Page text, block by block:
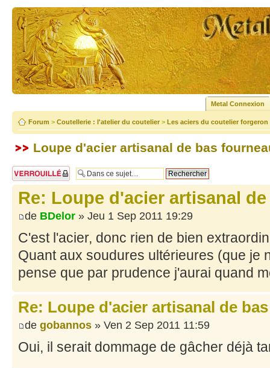
Metal Connexion
Forum > Coutellerie : l'atelier du coutelier > Les aciers du coutelier forgeron
Loupe d'acier artisanal de bas
Sujet verrouillé
Re: Loupe d'acier artisanal
de BDelor » Jeu 1 Sep 2011 19:29
C'est l'acier, donc rien de bien
Quant aux soudures ultérieures (que je
pense que par prudence j'aurai quand
Re: Loupe d'acier artisanal de
de gobannos » Ven 2 Sep 2011 11:59
Oui, il serait dommage de gâcher déjà